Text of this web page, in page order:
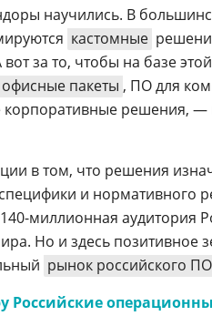
научились. В
кастомные
за то, чтобы на базе
офисные пакеты , ПО для
решения, —
в том, что решения
и нормативного
миллионная аудитория
Но и здесь позитивное
рынок российского ПО
Российские